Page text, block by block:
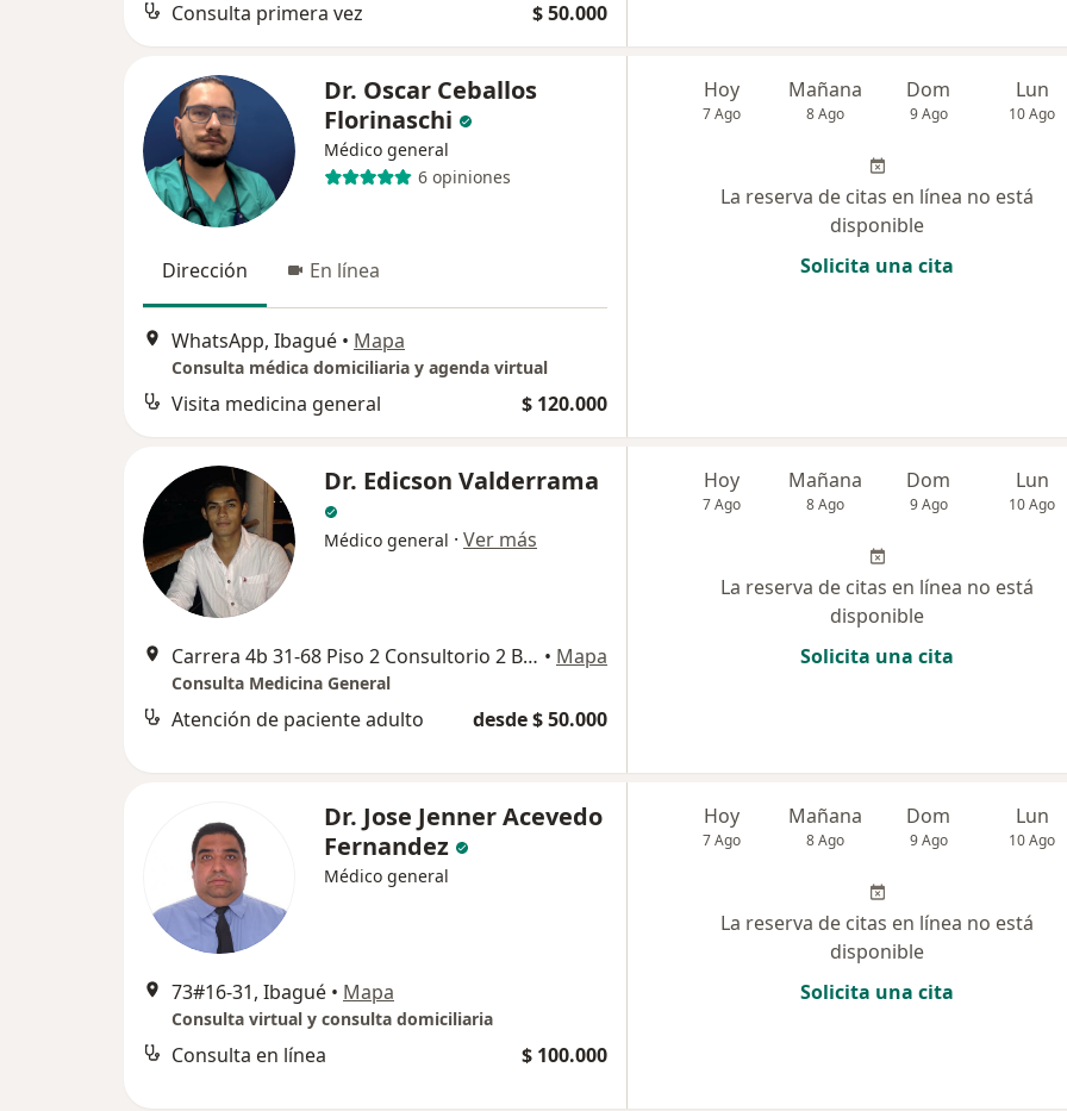
Consulta primera vez $ 50.000
Dr. Oscar Ceballos
Florinaschi
Médico general
6 opiniones
Dirección En línea
WhatsApp, Ibagué • Mapa
Consulta médica domiciliaria y agenda virtual
Visita medicina general $ 120.000
Hoy
7 Ago
Mañana
8 Ago
Dom
9 Ago
Lun
10 Ago
La reserva de citas en línea no está
disponible
Solicita una cita
Dr. Edicson Valderrama
Médico general · Ver más
Carrera 4b 31-68 Piso 2 Consultorio 2 Barrio Cadiz, Ibagué • Mapa
Consulta Medicina General
Atención de paciente adulto desde $ 50.000
Hoy
7 Ago
Mañana
8 Ago
Dom
9 Ago
Lun
10 Ago
La reserva de citas en línea no está
disponible
Solicita una cita
Dr. Jose Jenner Acevedo
Fernandez
Médico general
73#16-31, Ibagué • Mapa
Consulta virtual y consulta domiciliaria
Consulta en línea $ 100.000
Hoy
7 Ago
Mañana
8 Ago
Dom
9 Ago
Lun
10 Ago
La reserva de citas en línea no está
disponible
Solicita una cita